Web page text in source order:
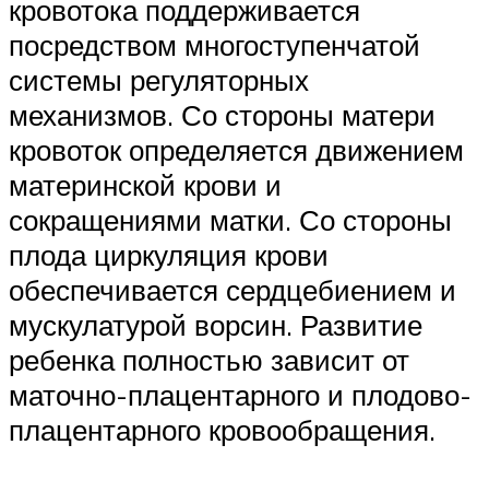
кровотока поддерживается
посредством многоступенчатой
системы регуляторных
механизмов. Со стороны матери
кровоток определяется движением
материнской крови и
сокращениями матки. Со стороны
плода циркуляция крови
обеспечивается сердцебиением и
мускулатурой ворсин. Развитие
ребенка полностью зависит от
маточно-плацентарного и плодово-
плацентарного кровообращения.